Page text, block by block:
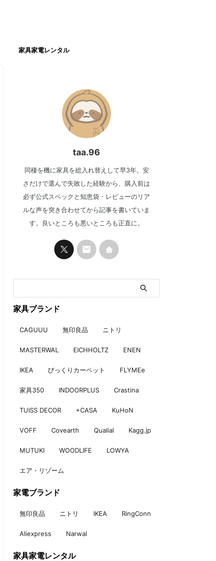
家具家電レンタル
taa.96
同棲を機に家具を総入れ替えして早3年。安
さだけで選んで失敗した経験から、購入前は
必ず公式スペックと知恵袋・レビューのリア
ルな声を突き合わせてから記事を書いていま
す。良いところも悪いところも正直に。
家具ブランド
CAGUUU 無印良品 ニトリ
MASTERWAL EICHHOLTZ ENEN
IKEA びっくりカーペット FLYMEe
家具350 INDOORPLUS Crastina
TUISS DECOR +CASA KuHoN
VOFF Covearth Qualial Kagg.jp
MUTUKI WOODLIFE LOWYA
エア・リゾーム
家電ブランド
無印良品 ニトリ IKEA RingConn
Aliexpress Narwal
家具家電レンタル